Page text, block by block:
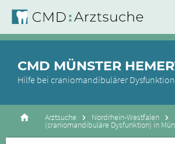
CMD MÜNSTER
Hilfe bei craniomandibulärer Dysfunktion
Arztsuche Nordrhein-Westfalen
(craniomandibuläre Dysfunktion) in